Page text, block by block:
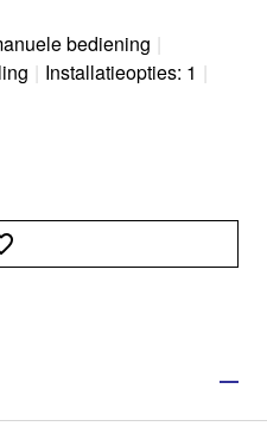
bediening |
| Installatieopties: 1 |